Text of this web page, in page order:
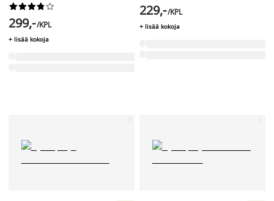






299,-/KPL
+ lisää kokoja
229,-/KPL
+ lisää kokoja